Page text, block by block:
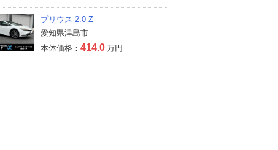
プリウス 2.0 Z
愛知県津島市
本体価格： 414.0 万円